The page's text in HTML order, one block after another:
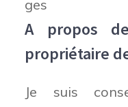
A propos
propriétaire
Je suis